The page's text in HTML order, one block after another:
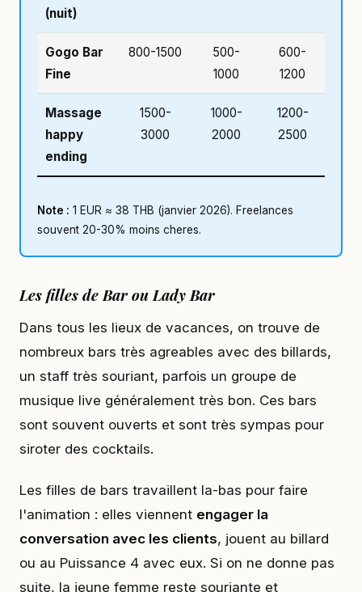
(nuit)
Gogo Bar
Fine
800-1500
500-
1000
600-
1200
Massage
happy
ending
1500-
3000
1000-
2000
1200-
2500
Note : 1 EUR ≈ 38 THB (janvier 2026). Freelances
souvent 20-30% moins cheres.
Les filles de Bar ou Lady Bar
Dans tous les lieux de vacances, on trouve de
nombreux bars très agreables avec des billards,
un staff très souriant, parfois un groupe de
musique live généralement très bon. Ces bars
sont souvent ouverts et sont très sympas pour
siroter des cocktails.
Les filles de bars travaillent la-bas pour faire
l'animation : elles viennent engager la
conversation avec les clients, jouent au billard
ou au Puissance 4 avec eux. Si on ne donne pas
suite, la jeune femme reste souriante et